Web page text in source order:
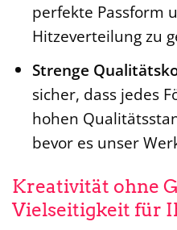
perfekte Passform
Hitzeverteilung zu
Strenge
sicher, dass jedes
hohen
bevor es unser
Kreativität ohne
Vielseitigkeit für